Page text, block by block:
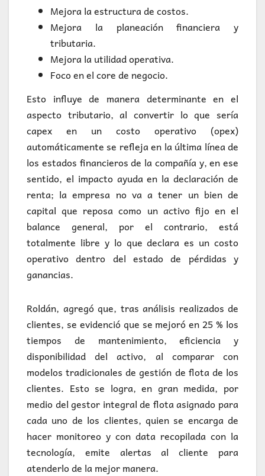
Mejora la estructura de costos.
Mejora la planeación financiera y
tributaria.
Mejora la utilidad operativa.
Foco en el core de negocio.
Esto influye de manera determinante en el
aspecto tributario, al convertir lo que sería
capex en un costo operativo (opex)
automáticamente se refleja en la última línea de
los estados financieros de la compañía y, en ese
sentido, el impacto ayuda en la declaración de
renta; la empresa no va a tener un bien de
capital que reposa como un activo fijo en el
balance general, por el contrario, está
totalmente libre y lo que declara es un costo
operativo dentro del estado de pérdidas y
ganancias.
Roldán, agregó que, tras análisis realizados de
clientes, se evidenció que se mejoró en 25 % los
tiempos de mantenimiento, eficiencia y
disponibilidad del activo, al comparar con
modelos tradicionales de gestión de flota de los
clientes. Esto se logra, en gran medida, por
medio del gestor integral de flota asignado para
cada uno de los clientes, quien se encarga de
hacer monitoreo y con data recopilada con la
tecnología, emite alertas al cliente para
atenderlo de la mejor manera.